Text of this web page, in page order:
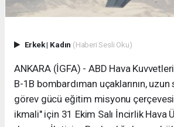
Erkek| Kadın (Haberi Sesli Oku)
ANKARA (İGFA) - ABD Hava
B-1B bombardıman uçaklarının,
görev gücü eğitim misyonu
ikmali" için 31 Ekim Salı İncirlik Hava